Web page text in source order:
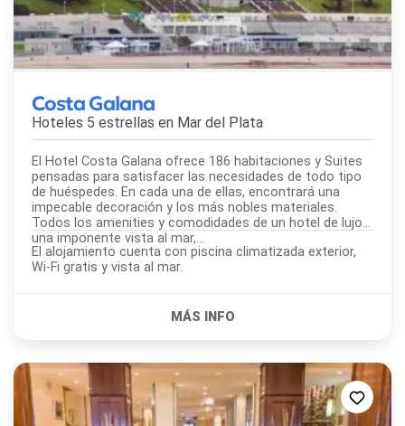
Costa Galana
Hoteles 5 estrellas en Mar del Plata
El Hotel Costa Galana ofrece 186 habitaciones y Suites
pensadas para satisfacer las necesidades de todo tipo
de huéspedes. En cada una de ellas, encontrará una
impecable decoración y los más nobles materiales.
Todos los amenities y comodidades de un hotel de lujo y
una imponente vista al mar,...
El alojamiento cuenta con piscina climatizada exterior,
Wi-Fi gratis y vista al mar.